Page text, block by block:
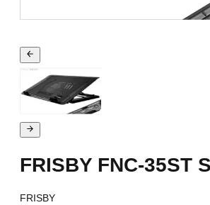
FRISBY FNC-35ST
FRISBY